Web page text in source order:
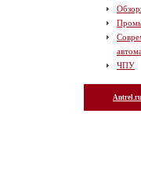
ЧПУ
Antrel.ru